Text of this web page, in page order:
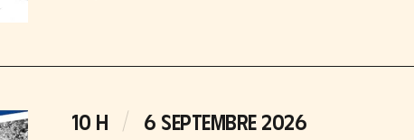
10 H 6 SEPTEMBRE 2026